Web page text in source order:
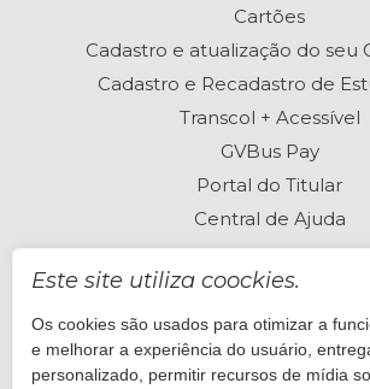
Cartões
Cadastro e atualização do seu
Cadastro e Recadastro de
Transcol + Acessível
GVBus Pay
Portal do Titular
Central de Ajuda
Perguntas
Está com dúvidas? Visite nossa
Este site utiliza coockies.
Os cookies são usados para otimizar a
e melhorar a experiência do usuário,
personalizado, permitir recursos de mídia